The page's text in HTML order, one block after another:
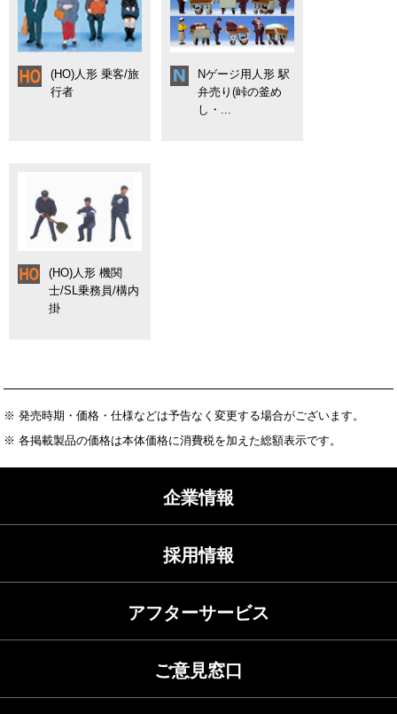
(HO)人形 乗客/旅
行者
Nゲージ用人形 駅
弁売り(峠の釜め
し・...
(HO)人形 機関
士/SL乗務員/構内
掛
※ 発売時期・価格・仕様などは予告なく変更する場合がございます。
※ 各掲載製品の価格は本体価格に消費税を加えた総額表示です。
企業情報
採用情報
アフターサービス
ご意見窓口